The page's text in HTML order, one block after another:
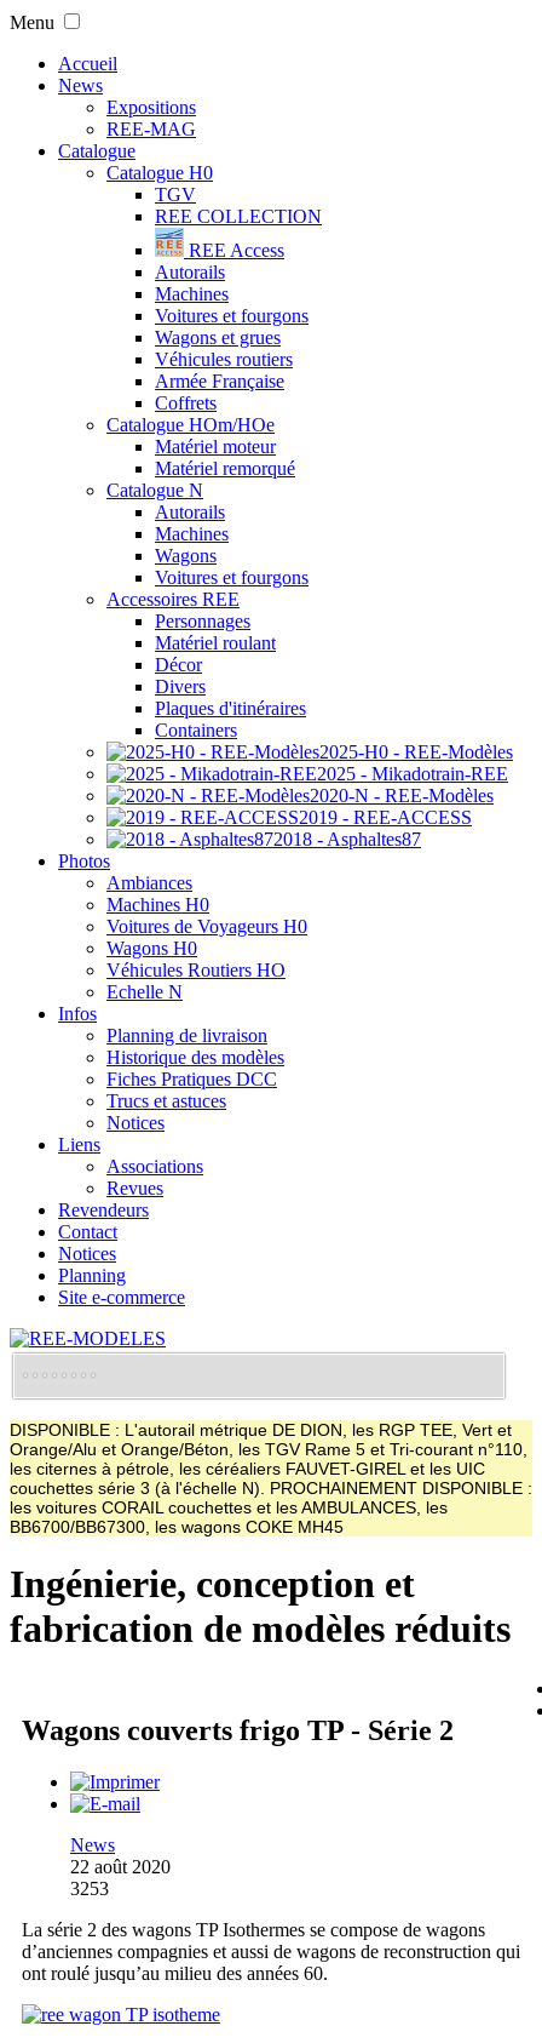
Menu
Accueil
News
Expositions
REE-MAG
Catalogue
Catalogue H0
TGV
REE COLLECTION
REE Access
Autorails
Machines
Voitures et fourgons
Wagons et grues
Véhicules routiers
Armée Française
Coffrets
Catalogue HOm/HOe
Matériel moteur
Matériel remorqué
Catalogue N
Autorails
Machines
Wagons
Voitures et fourgons
Accessoires REE
Personnages
Matériel roulant
Décor
Divers
Plaques d'itinéraires
Containers
2025-H0 - REE-Modèles
2025 - Mikadotrain-REE
2020-N - REE-Modèles
2019 - REE-ACCESS
2018 - Asphaltes87
Photos
Ambiances
Machines H0
Voitures de Voyageurs H0
Wagons H0
Véhicules Routiers HO
Echelle N
Infos
Planning de livraison
Historique des modèles
Fiches Pratiques DCC
Trucs et astuces
Notices
Liens
Associations
Revues
Revendeurs
Contact
Notices
Planning
Site e-commerce
DISPONIBLE : L'autorail métrique DE DION, les RGP TEE, Vert et
Orange/Alu et Orange/Béton, les TGV Rame 5 et Tri-courant n°110,
les citernes à pétrole, les céréaliers FAUVET-GIREL et les UIC
couchettes série 3 (à l'échelle N). PROCHAINEMENT DISPONIBLE :
les voitures CORAIL couchettes et les AMBULANCES, les
BB6700/BB67300, les wagons COKE MH45
Ingénierie, conception et
fabrication de modèles réduits
Wagons couverts frigo TP - Série 2
News
22 août 2020
3253
La série 2 des wagons TP Isothermes se compose de wagons
d’anciennes compagnies et aussi de wagons de reconstruction qui
ont roulé jusqu’au milieu des années 60.